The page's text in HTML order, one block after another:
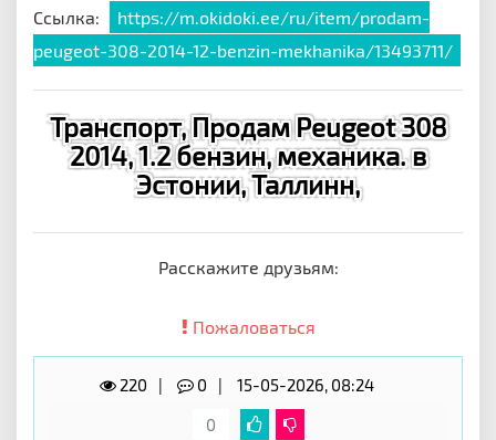
Ссылка:
https://m.okidoki.ee/ru/item/prodam-
peugeot-308-2014-12-benzin-mekhanika/13493711/
Транспорт, Продам Peugeot 308
2014, 1.2 бензин, механика. в
Эстонии, Таллинн,
Расскажите друзьям:
Пожаловаться
220 0
15-05-2026, 08:24
0